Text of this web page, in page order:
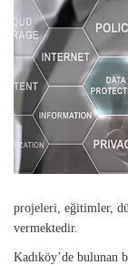
projeleri, eğitimler,
vermektedir.
Kadıköy’de bulunan